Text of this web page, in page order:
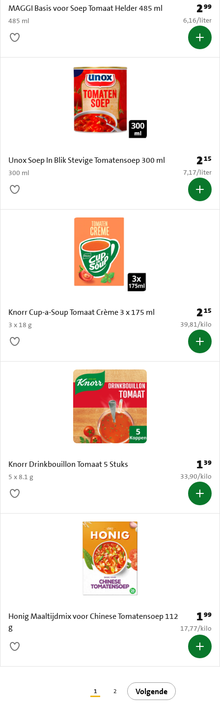
MAGGI Basis voor Soep Tomaat Helder 485 ml
485 ml
Prijs:
299
€ 6,16 per
6,16/liter
Unox Soep In Blik Stevige Tomatensoep 300 ml
300 ml
Prijs:
215
€ 7,17 per
7,17/liter
Knorr Cup-a-Soup Tomaat Crème 3 x 175 ml
3 x 18 g
Prijs:
215
€ 39,81 per
39,81/kilo
Knorr Drinkbouillon Tomaat 5 Stuks
5 x 8.1 g
Prijs:
139
€ 33,90 per
33,90/kilo
Honig Maaltijdmix voor Chinese Tomatensoep 112
g
Prijs:
199
€ 17,77 per
17,77/kilo
1 2 Volgende